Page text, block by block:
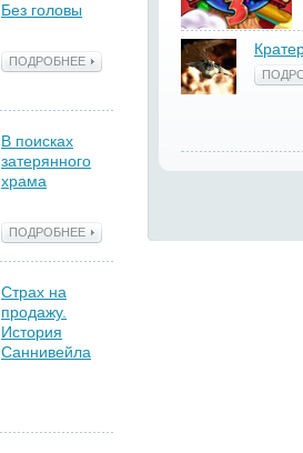
Без головы
ПОДРОБНЕЕ
В поисках
затерянного
храма
ПОДРОБНЕЕ
Страх на
продажу.
История
Саннивейла